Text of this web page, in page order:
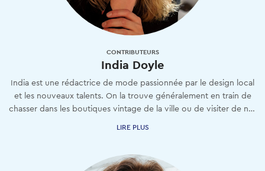
CONTRIBUTEURS
India Doyle
India est une rédactrice de mode passionnée par le design local
et les nouveaux talents. On la trouve généralement en train de
chasser dans les boutiques vintage de la ville ou de visiter de nouveaux magasins.
LIRE PLUS